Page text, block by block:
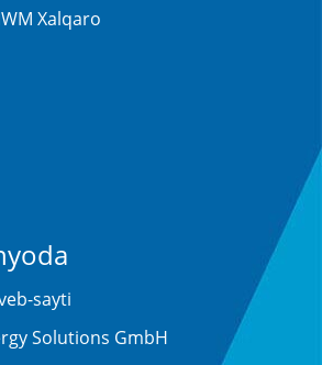
Xalqaro
sayti
Solutions GmbH